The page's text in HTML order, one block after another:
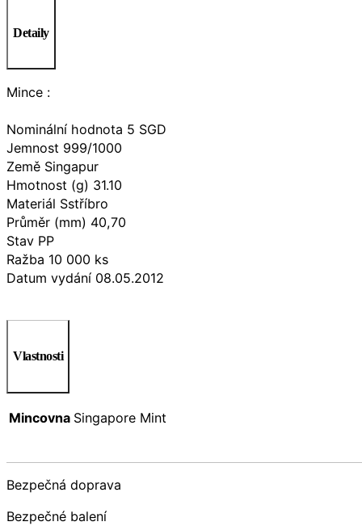
Detaily
Mince :
Nominální hodnota 5 SGD
Jemnost 999/1000
Země Singapur
Hmotnost (g) 31.10
Materiál Sstříbro
Průměr (mm) 40,70
Stav PP
Ražba 10 000 ks
Datum vydání 08.05.2012
Vlastnosti
Mincovna Singapore Mint
Bezpečná doprava
Bezpečné balení